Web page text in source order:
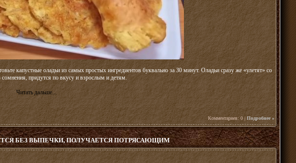
капустные оладьи из самых простых ингредиентов буквально за 30 минут. Оладьи сразу же «улетят» со
сомнения, придутся по вкусу и взрослым и детям.
Читать дальше...
Комментариев: 0 |Подробнее »
БЕЗ ВЫПЕЧКИ, ПОЛУЧАЕТСЯ ПОТРЯСАЮЩИМ